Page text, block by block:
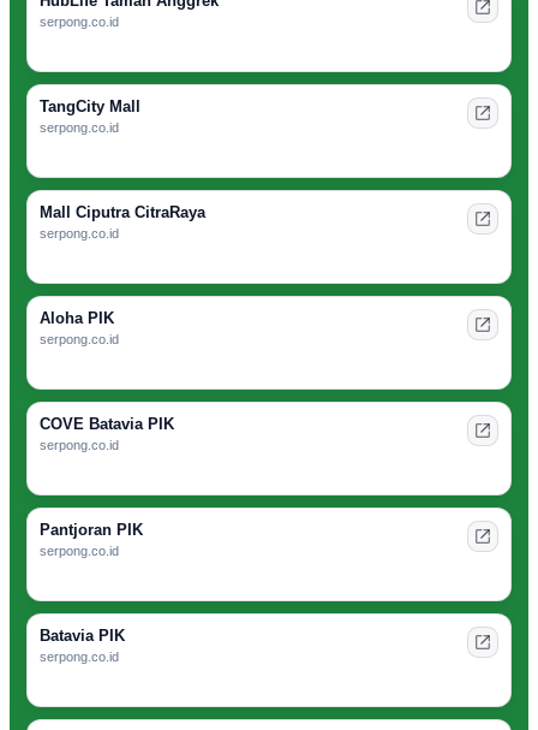
serpong.co.id
TangCity Mall
serpong.co.id
Mall Ciputra CitraRaya
serpong.co.id
Aloha PIK
serpong.co.id
COVE Batavia PIK
serpong.co.id
Pantjoran PIK
serpong.co.id
Batavia PIK
serpong.co.id